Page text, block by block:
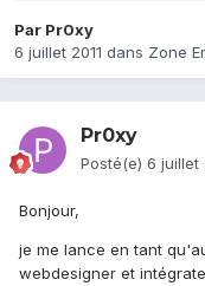
Par Pr0xy
6 juillet 2011 dans Zone
Pr0xy
Posté(e) 6 juillet
Bonjour,
je me lance en tant
webdesigner et